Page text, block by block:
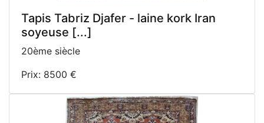
Tapis Tabriz Djafer - laine kork Iran
soyeuse [...]
20ème siècle
Prix: 8500 €